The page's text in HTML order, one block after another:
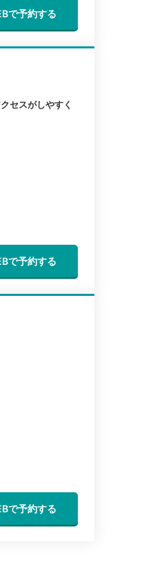
で予約する
セスがしやすく
で予約する
で予約する